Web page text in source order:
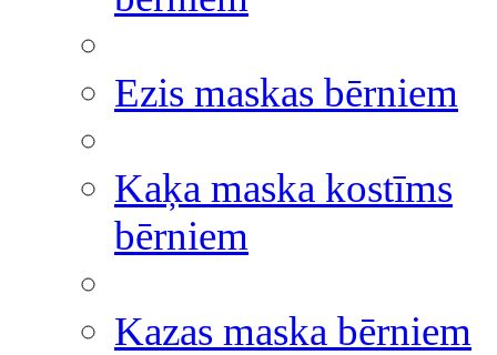
Ezis maskas bērniem
Kaķa maska kostīms
bērniem
Kazas maska bērniem